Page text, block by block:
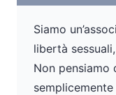
Siamo
libertà
Non pensiamo